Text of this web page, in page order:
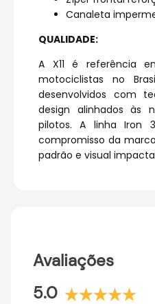
Canaleta
QUALIDADE:
A X11 é referência
motociclistas no
desenvolvidos com
design alinhados às
pilotos. A linha Iron
compromisso da
padrão e visual
Avaliações
5.0